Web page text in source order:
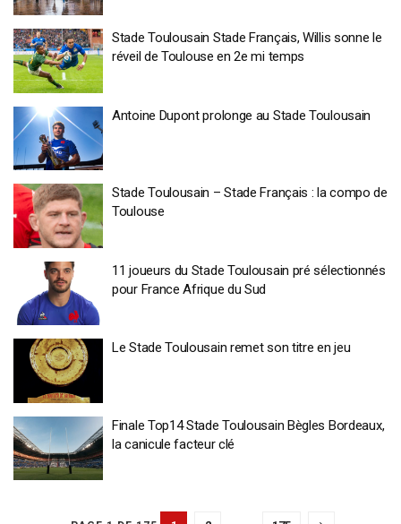
Stade Toulousain Stade Français, Willis sonne le
réveil de Toulouse en 2e mi temps
Antoine Dupont prolonge au Stade Toulousain
Stade Toulousain – Stade Français : la compo de
Toulouse
11 joueurs du Stade Toulousain pré sélectionnés
pour France Afrique du Sud
Le Stade Toulousain remet son titre en jeu
Finale Top14 Stade Toulousain Bègles Bordeaux,
la canicule facteur clé